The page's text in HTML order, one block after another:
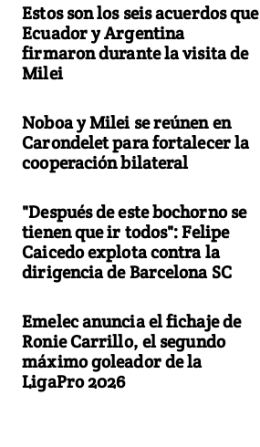
Estos son los seis acuerdos que
Ecuador y Argentina
firmaron durante la visita de
Milei
Noboa y Milei se reúnen en
Carondelet para fortalecer la
cooperación bilateral
"Después de este bochorno se
tienen que ir todos": Felipe
Caicedo explota contra la
dirigencia de Barcelona SC
Emelec anuncia el fichaje de
Ronie Carrillo, el segundo
máximo goleador de la
LigaPro 2026